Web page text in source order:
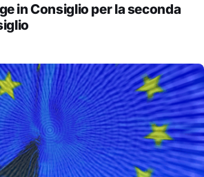
in Consiglio per la seconda